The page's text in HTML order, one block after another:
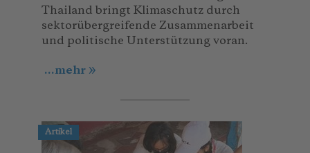
Thailand bringt Klimaschutz durch
sektorübergreifende Zusammenarbeit
und politische Unterstützung voran.
...mehr
Artikel